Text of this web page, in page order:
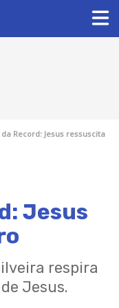
Record: Jesus ressuscita
Jesus
respira
Jesus.